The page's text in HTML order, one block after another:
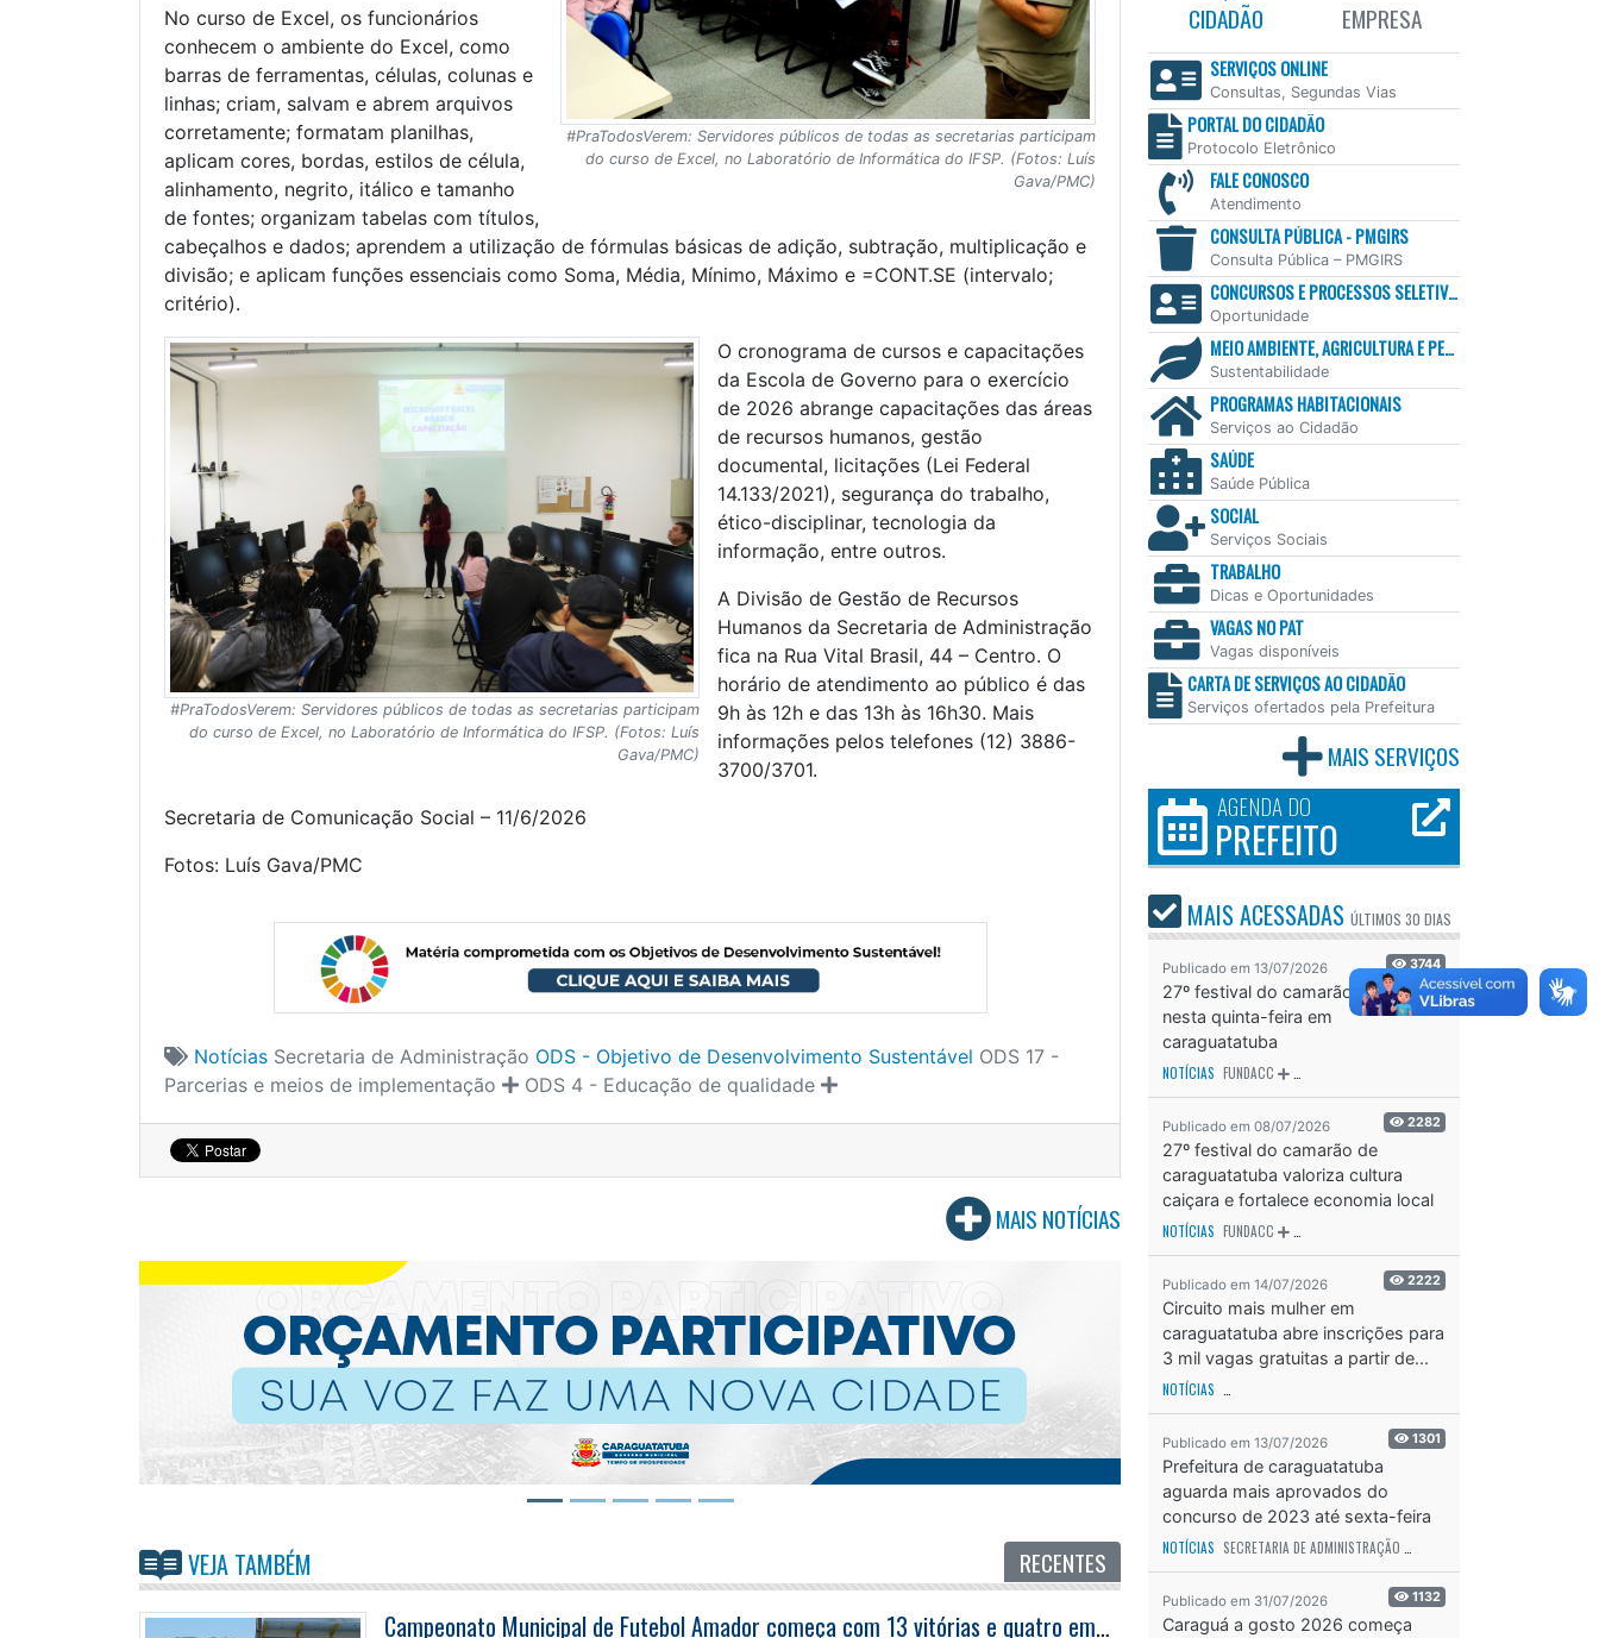
#PraTodosVerem: Servidores públicos de todas as secretarias participam
do curso de Excel, no Laboratório de Informática do IFSP. (Fotos: Luís
Gava/PMC)
No curso de Excel, os funcionários
conhecem o ambiente do Excel, como
barras de ferramentas, células, colunas e
linhas; criam, salvam e abrem arquivos
corretamente; formatam planilhas,
aplicam cores, bordas, estilos de célula,
alinhamento, negrito, itálico e tamanho
de fontes; organizam tabelas com títulos,
cabeçalhos e dados; aprendem a utilização de fórmulas básicas de adição, subtração, multiplicação e
divisão; e aplicam funções essenciais como Soma, Média, Mínimo, Máximo e =CONT.SE (intervalo;
critério).
#PraTodosVerem: Servidores públicos de todas as secretarias participam
do curso de Excel, no Laboratório de Informática do IFSP. (Fotos: Luís
Gava/PMC)
O cronograma de cursos e capacitações
da Escola de Governo para o exercício
de 2026 abrange capacitações das áreas
de recursos humanos, gestão
documental, licitações (Lei Federal
14.133/2021), segurança do trabalho,
ético-disciplinar, tecnologia da
informação, entre outros.
A Divisão de Gestão de Recursos
Humanos da Secretaria de Administração
fica na Rua Vital Brasil, 44 – Centro. O
horário de atendimento ao público é das
9h às 12h e das 13h às 16h30. Mais
informações pelos telefones (12) 3886-
3700/3701.
Secretaria de Comunicação Social – 11/6/2026
Fotos: Luís Gava/PMC
Notícias Secretaria de Administração ODS - Objetivo de Desenvolvimento Sustentável ODS 17 -
Parcerias e meios de implementação
ODS 4 - Educação de qualidade
MAIS NOTÍCIAS
VEJA TAMBÉM RECENTES
CIDADÃO EMPRESA
SERVIÇOS ONLINE
Consultas, Segundas Vias
PORTAL DO CIDADÃO
Protocolo Eletrônico
FALE CONOSCO
Atendimento
CONSULTA PÚBLICA - PMGIRS
Consulta Pública – PMGIRS
CONCURSOS E PROCESSOS SELETIVOS
Oportunidade
MEIO AMBIENTE, AGRICULTURA E PESCA
Sustentabilidade
PROGRAMAS HABITACIONAIS
Serviços ao Cidadão
SAÚDE
Saúde Pública
SOCIAL
Serviços Sociais
TRABALHO
Dicas e Oportunidades
VAGAS NO PAT
Vagas disponíveis
CARTA DE SERVIÇOS AO CIDADÃO
Serviços ofertados pela Prefeitura
MAIS SERVIÇOS
AGENDA DO
PREFEITO
MAIS ACESSADAS ÚLTIMOS 30 DIAS
Publicado em 13/07/2026 3744
27º festival do camarão começa
nesta quinta-feira em
caraguatatuba
NOTÍCIAS FUNDACC
Publicado em 08/07/2026 2282
27º festival do camarão de
caraguatatuba valoriza cultura
caiçara e fortalece economia local
NOTÍCIAS FUNDACC
Publicado em 14/07/2026 2222
Circuito mais mulher em
caraguatatuba abre inscrições para
3 mil vagas gratuitas a partir de...
NOTÍCIAS
Publicado em 13/07/2026 1301
Prefeitura de caraguatatuba
aguarda mais aprovados do
concurso de 2023 até sexta-feira
(17)
NOTÍCIAS SECRETARIA DE ADMINISTRAÇÃO
Publicado em 31/07/2026 1132
Caraguá a gosto 2026 começa